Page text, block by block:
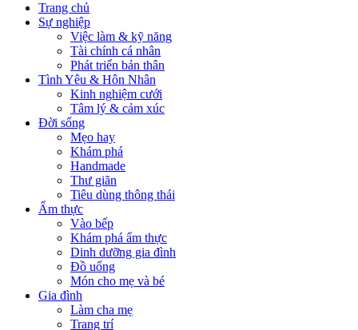
Trang chủ
Sự nghiệp
Việc làm & kỹ năng
Tài chính cá nhân
Phát triển bản thân
Tình Yêu & Hôn Nhân
Kinh nghiệm cưới
Tâm lý & cảm xúc
Đời sống
Mẹo hay
Khám phá
Handmade
Thư giãn
Tiêu dùng thông thái
Ẩm thực
Vào bếp
Khám phá ẩm thực
Dinh dưỡng gia đình
Đồ uống
Món cho mẹ và bé
Gia đình
Làm cha mẹ
Trang trí